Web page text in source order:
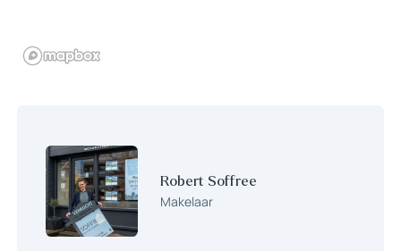
twee bergruimtes. De verdieping is zowel aan de voor- als
achterzijde voorzien van een dakkapel.
via achterom en via de bijkeuken.
Bijzonderheden:
– De eerste verdieping is voorzien van kunststof kozijnen met
HR++ beglazing
– Zonwering op de begane grond aan de voor- en achterzijde
Robert Soffree
Makelaar